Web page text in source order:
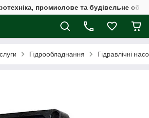
промислове та будівельне
Гідрообладнання Гідравлічні